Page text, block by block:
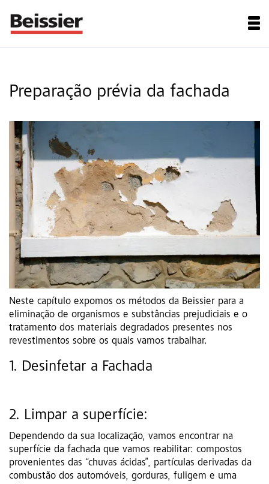
Preparação prévia da fachada
Neste capítulo expomos os métodos da Beissier para a
eliminação de organismos e substâncias prejudiciais e o
tratamento dos materiais degradados presentes nos
revestimentos sobre os quais vamos trabalhar.
1. Desinfetar a Fachada
2. Limpar a superfície:
Dependendo da sua localização, vamos encontrar na
superfície da fachada que vamos reabilitar: compostos
provenientes das “chuvas ácidas”, partículas derivadas da
combustão dos automóveis, gorduras, fuligem e uma